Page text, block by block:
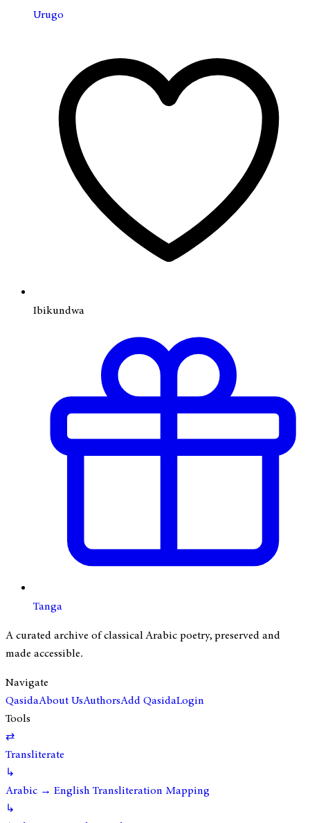
Urugo
Ibikundwa
Tanga
A curated archive of classical Arabic poetry, preserved and
made accessible.
Navigate
QasidaAbout UsAuthorsAdd QasidaLogin
Tools
⇄
Transliterate
↳
Arabic → English Transliteration Mapping
↳